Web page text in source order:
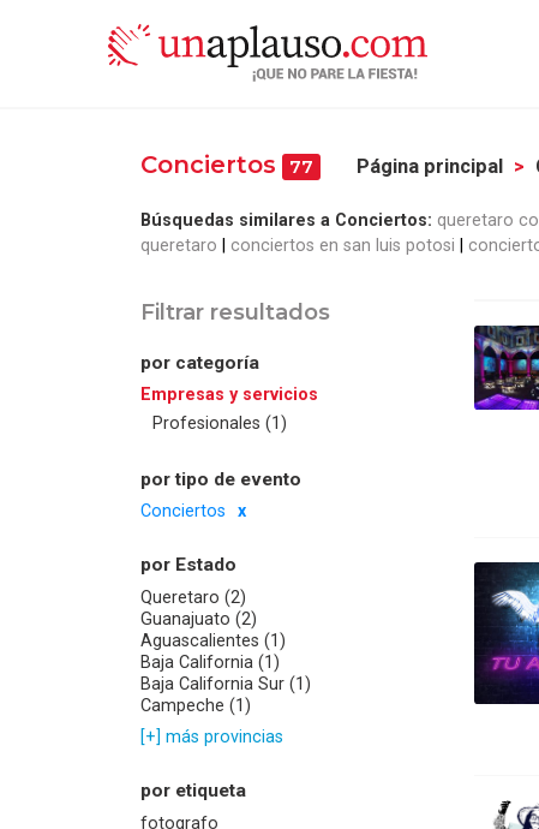
Conciertos 77 Página principal
Búsquedas similares a Conciertos: queretaro
queretaro
conciertos en san luis potosi
Filtrar resultados
por categoría
Empresas y servicios
Profesionales (1)
por tipo de evento
Conciertos
por Estado
Queretaro (2)
Guanajuato (2)
Aguascalientes (1)
Baja California (1)
Baja California Sur (1)
Campeche (1)
[+] más provincias
por etiqueta
fotografo